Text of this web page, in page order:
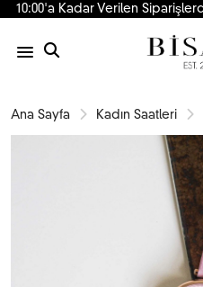
10:00'a Kadar Verilen
Ana Sayfa Kadın Saatleri